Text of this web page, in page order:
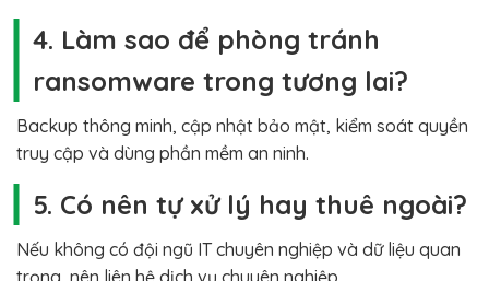
4. Làm sao để phòng tránh
ransomware trong tương lai?
Backup thông minh, cập nhật bảo mật, kiểm soát quyền
truy cập và dùng phần mềm an ninh.
5. Có nên tự xử lý hay thuê ngoài?
Nếu không có đội ngũ IT chuyên nghiệp và dữ liệu quan
trọng, nên liên hệ dịch vụ chuyên nghiệp.